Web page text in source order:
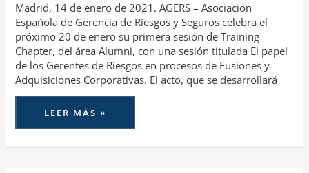
Madrid, 14 de enero de 2021. AGERS – Asociación
Española de Gerencia de Riesgos y Seguros celebra el
próximo 20 de enero su primera sesión de Training
Chapter, del área Alumni, con una sesión titulada El papel
de los Gerentes de Riesgos en procesos de Fusiones y
Adquisiciones Corporativas. El acto, que se desarrollará
LEER MÁS »